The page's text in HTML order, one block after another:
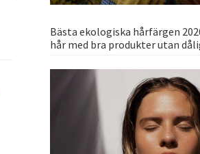
Bästa ekologiska hårfärgen
hår med bra produkter utan